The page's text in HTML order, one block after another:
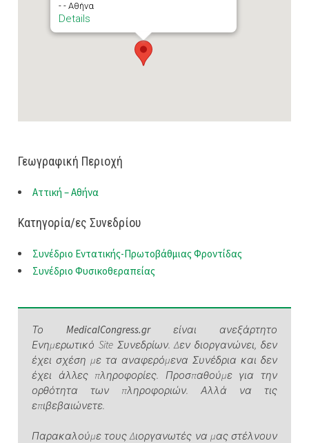
- - Αθήνα
Details
Γεωγραφική Περιοχή
Αττική – Αθήνα
Κατηγορία/ες Συνεδρίου
Συνέδριο Εντατικής-Πρωτοβάθμιας Φροντίδας
Συνέδριο Φυσικοθεραπείας
ΤοMedicalCongress.grείναι ανεξάρτητο
Ενημερωτικό Site Συνεδρίων. Δεν διοργανώνει, δεν
έχει σχέση με τα αναφερόμενα Συνέδρια και δεν
έχει άλλες πληροφορίες. Προσπαθούμε για την
ορθότητα των πληροφοριών. Αλλά να τις
επιβεβαιώνετε.
Παρακαλούμε τους Διοργανωτές να μας στέλνουν